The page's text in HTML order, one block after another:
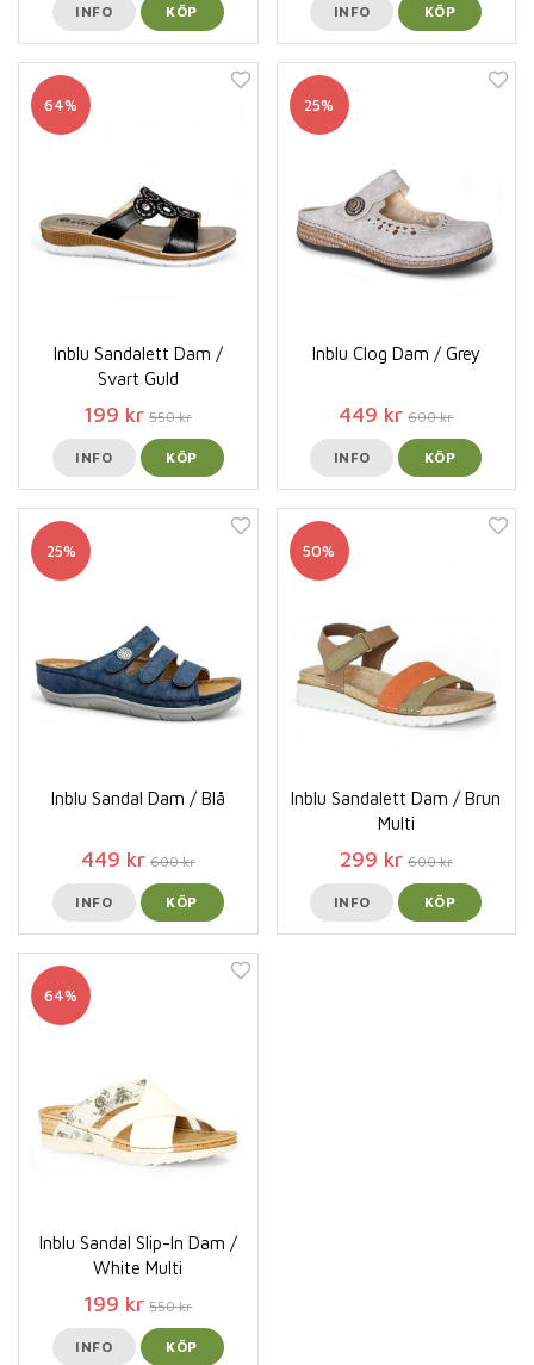
INFO KÖP INFO KÖP
64%
Inblu Sandalett Dam /
Svart Guld
199 kr 550 kr
INFO KÖP
25%
Inblu Clog Dam / Grey
449 kr 600 kr
INFO KÖP
25%
Inblu Sandal Dam / Blå
449 kr 600 kr
INFO KÖP
50%
Inblu Sandalett Dam / Brun
Multi
299 kr 600 kr
INFO KÖP
64%
Inblu Sandal Slip-In Dam /
White Multi
199 kr 550 kr
INFO KÖP